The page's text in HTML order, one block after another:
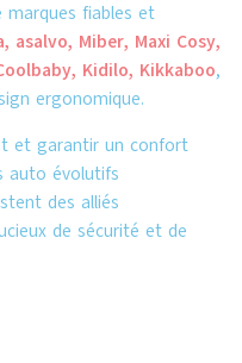
marques fiables et
asalvo, Miber, Maxi Cosy,
Kidilo, Kikkaboo,
ergonomique.
et garantir un confort
auto évolutifs
des alliés
de sécurité et de